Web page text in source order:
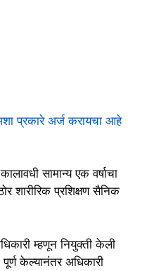
प्रकारे अर्ज करायचा आहे
सामान्य एक वर्षाचा
शारीरिक प्रशिक्षण सैनिक
म्हणून नियुक्ती केली
पूर्ण केल्यानंतर अधिकारी